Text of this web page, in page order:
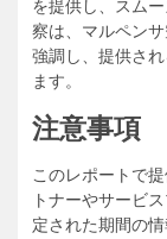
を提供し、スム
察は、マルペン
強調し、提供さ
ます。
注意事項
このレポートで
トナーやサービ
定された期間の